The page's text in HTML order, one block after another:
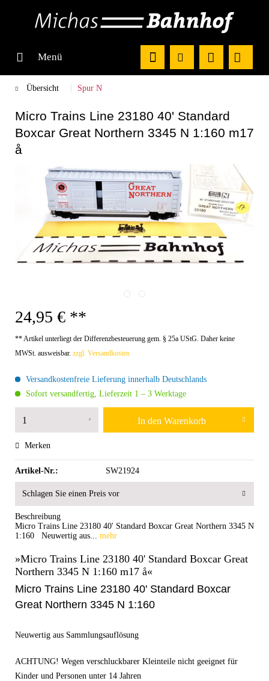
Menü
Übersicht Spur N
Micro Trains Line 23180 40' Standard
Boxcar Great Northern 3345 N 1:160 m17
å
24,95 € **
** Artikel unterliegt der Differenzbesteuerung gem. § 25a UStG. Daher keine
MWSt. ausweisbar. zzgl. Versandkosten
Versandkostenfreie Lieferung innerhalb Deutschlands
Sofort versandfertig, Lieferzeit 1 – 3 Werktage
In den Warenkorb
Merken
Artikel-Nr.: SW21924
Schlagen Sie einen Preis vor
Beschreibung
Micro Trains Line 23180 40' Standard Boxcar Great Northern 3345 N
1:160 Neuwertig aus... mehr
»Micro Trains Line 23180 40' Standard Boxcar Great
Northern 3345 N 1:160 m17 å«
Micro Trains Line 23180 40' Standard Boxcar
Great Northern 3345 N 1:160
Neuwertig aus Sammlungsauflösung
ACHTUNG! Wegen verschluckbarer Kleinteile nicht geeignet für
Kinder und Personen unter 14 Jahren